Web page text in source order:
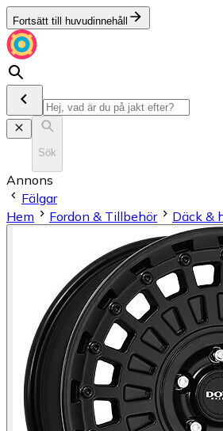
Fortsätt till huvudinnehåll
Sök
Annons
Fälgar
Hem
Fordon & Tillbehör Däck &